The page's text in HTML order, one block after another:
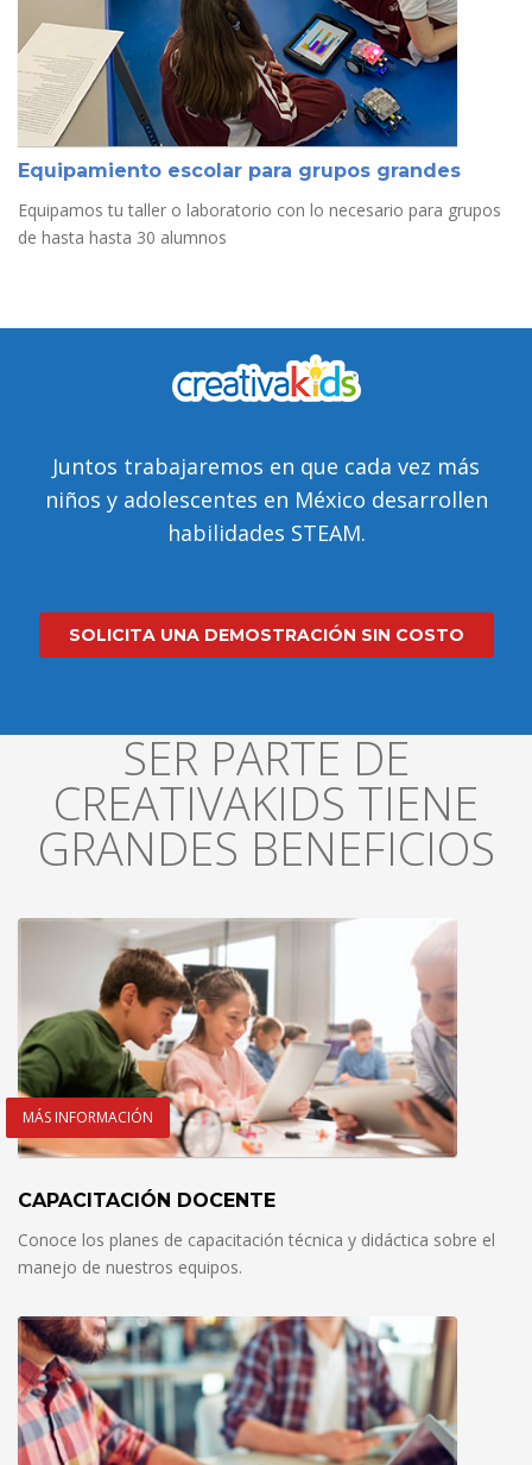
Equipamiento escolar para grupos grandes
Equipamos tu taller o laboratorio con lo necesario para grupos
de hasta hasta 30 alumnos
Juntos trabajaremos en que cada vez más
niños y adolescentes en México desarrollen
habilidades STEAM.
SOLICITA UNA DEMOSTRACIÓN SIN COSTO
SER PARTE DE
CREATIVAKIDS TIENE
GRANDES BENEFICIOS
MÁS INFORMACIÓN
CAPACITACIÓN DOCENTE
Conoce los planes de capacitación técnica y didáctica sobre el
manejo de nuestros equipos.